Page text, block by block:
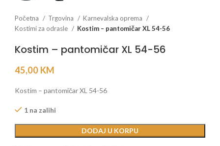
Početna Trgovina
Karnevalska oprema
Kostimi za odrasle
Kostim – pantomičar XL 54-56
Kostim – pantomičar XL 54-56
45,00 KM
Kostim – pantomičar XL 54-56
1 na zalihi
DODAJ U KORPU